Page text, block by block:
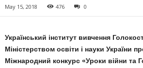
May 15, 2018 476 0
Український інститут вивчення
Міністерством освіти і науки України
Міжнародний конкурс «Уроки війни та